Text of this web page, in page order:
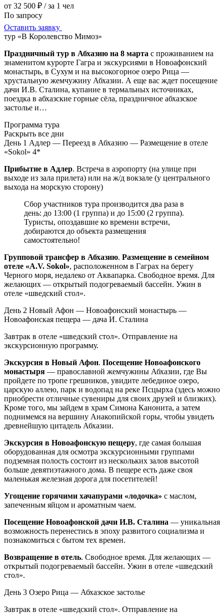
от 32 500 ₽ / за 1 чел
По запросу
Оставить заявку
тур «В Королевство Мимоз»
Праздничный тур в Абхазию на 8 марта с проживанием на
знаменитом курорте Гагра и экскурсиями в Новоафонский
монастырь, в Сухум и на высокогорное озеро Рица —
хрустальную жемчужину Абхазии. А еще вас ждет посещение
дачи И.В. Сталина, купание в термальных источниках,
поездка в абхазские горные сёла, праздничное абхазское
застолье и…
Программа тура
Раскрыть все дни
День 1 Адлер — Переезд в Абхазию — Размещение в отеле
«Sokol» 4*
Прибытие в Адлер. Встреча в аэропорту (на улице при
выходе из зала прилета) или на ж/д вокзале (у центрального
выхода на морскую сторону)
Сбор участников тура производится два раза в
день: до 13:00 (1 группа) и до 15:00 (2 группа).
Туристы, опоздавшие ко времени встречи,
добираются до объекта размещения
самостоятельно!
Групповой трансфер в Абхазию. Размещение в семейном
отеле «A.V. Sokol», расположенном в Гаграх на берегу
Черного моря, недалеко от Аквапарка. Свободное время. Для
желающих — открытый подогреваемый бассейн. Ужин в
отеле «шведский стол».
День 2 Новый Афон — Новоафонский монастырь —
Новоафонская пещера — дача И. Сталина
Завтрак в отеле «шведский стол». Отправление на
экскурсионную программу.
Экскурсия в Новый Афон. Посещение Новоафонского
монастыря — православной жемчужины Абхазии, где Вы
пройдете по тропе грешников, увидите лебединое озеро,
царскую аллею, парк и водопад на реке Псцырха (здесь можно
приобрести отличные сувениры для своих друзей и близких).
Кроме того, мы зайдем в храм Симона Канонита, а затем
поднимемся на вершину Анакопийской горы, чтобы увидеть
древнейшую цитадель Абхазии.
Экскурсия в Новоафонскую пещеру, где самая большая
оборудованная для осмотра экскурсионными группами
подземная полость состоит из нескольких залов высотой
больше девятиэтажного дома. В пещере есть даже своя
маленькая железная дорога для посетителей!
Угощение горячими хачапурами «лодочка» с маслом,
запеченным яйцом и ароматным чаем.
Посещение Новоафонской дачи И.В. Сталина — уникальная
возможность перенестись в эпоху развитого социализма и
познакомиться с бытом тех времен.
Возвращение в отель. Свободное время. Для желающих —
открытый подогреваемый бассейн. Ужин в отеле «шведский
стол».
День 3 Озеро Рица — Абхазское застолье
Завтрак в отеле «шведский стол». Отправление на